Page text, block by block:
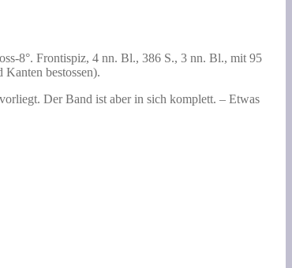
8°. Frontispiz, 4 nn. Bl., 386 S., 3 nn. Bl., mit 95
bestossen).
Der Band ist aber in sich komplett. – Etwas